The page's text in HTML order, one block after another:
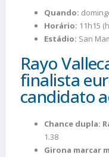
Quando:
Horário: 11h15
Estádio: San
Rayo
finalista
candidato
Chance dupla:
1.38
Girona marcar